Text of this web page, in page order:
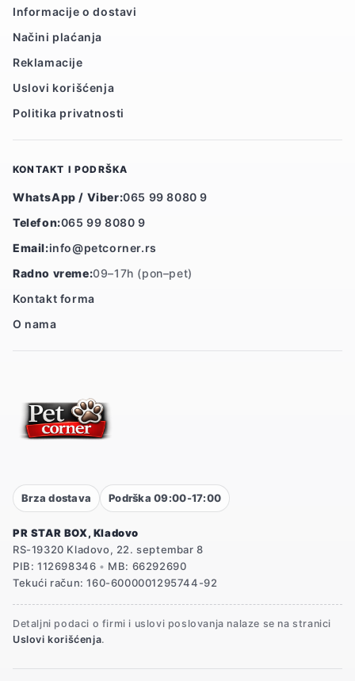
Informacije o dostavi
Načini plaćanja
Reklamacije
Uslovi korišćenja
Politika privatnosti
KONTAKT I PODRŠKA
WhatsApp / Viber:065 99 8080 9
Telefon:065 99 8080 9
Email:info@petcorner.rs
Radno vreme:09–17h (pon–pet)
Kontakt forma
O nama
Brza dostava Podrška 09:00-17:00
PR STAR BOX, Kladovo
RS-19320 Kladovo, 22. septembar 8
PIB: 112698346 • MB: 66292690
Tekući račun: 160-6000001295744-92
Detaljni podaci o firmi i uslovi poslovanja nalaze se na stranici
Uslovi korišćenja.